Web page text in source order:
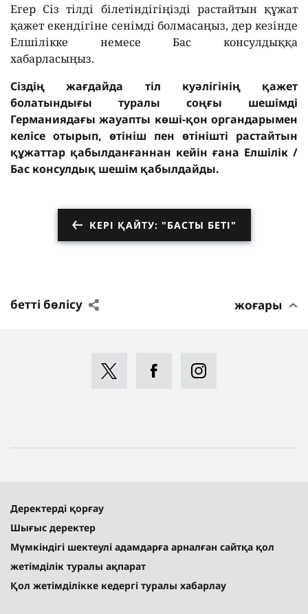
Егер Сіз тілді білетіндігіңізді растайтын құжат
қажет екендігіне сенімді болмасаңыз, дер кезінде
Елшілікке немесе Бас консулдыққа
хабарласыңыз.
Сіздің жағдайда тіл куәлігінің қажет
болатындығы туралы соңғы шешімді
Германиядағы жауапты көші-қон органдарымен
келісе отырып, өтініш пен өтінішті растайтын
құжаттар қабылданғаннан кейін ғана Елшілік /
Бас консулдық шешім қабылдайды.
КЕРІ ҚАЙТУ: "БАСТЫ БЕТІ"
бетті бөлісу жоғары
Деректерді қорғау
Шығыс деректер
Мүмкіндігі шектеулі адамдарға арналған сайтқа қол
жетімділік туралы ақпарат
Қол жетімділікке кедергі туралы хабарлау